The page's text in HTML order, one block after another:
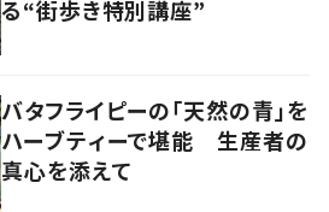
る“街歩き特別講座”
バタフライピーの「天然の青」を
ハーブティーで堪能 生産者の
真心を添えて